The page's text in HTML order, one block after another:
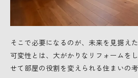
そこで必要になるのが、未来を見据えた
可変性とは、大がかりなリフォームを
せて部屋の役割を変えられる住まいの